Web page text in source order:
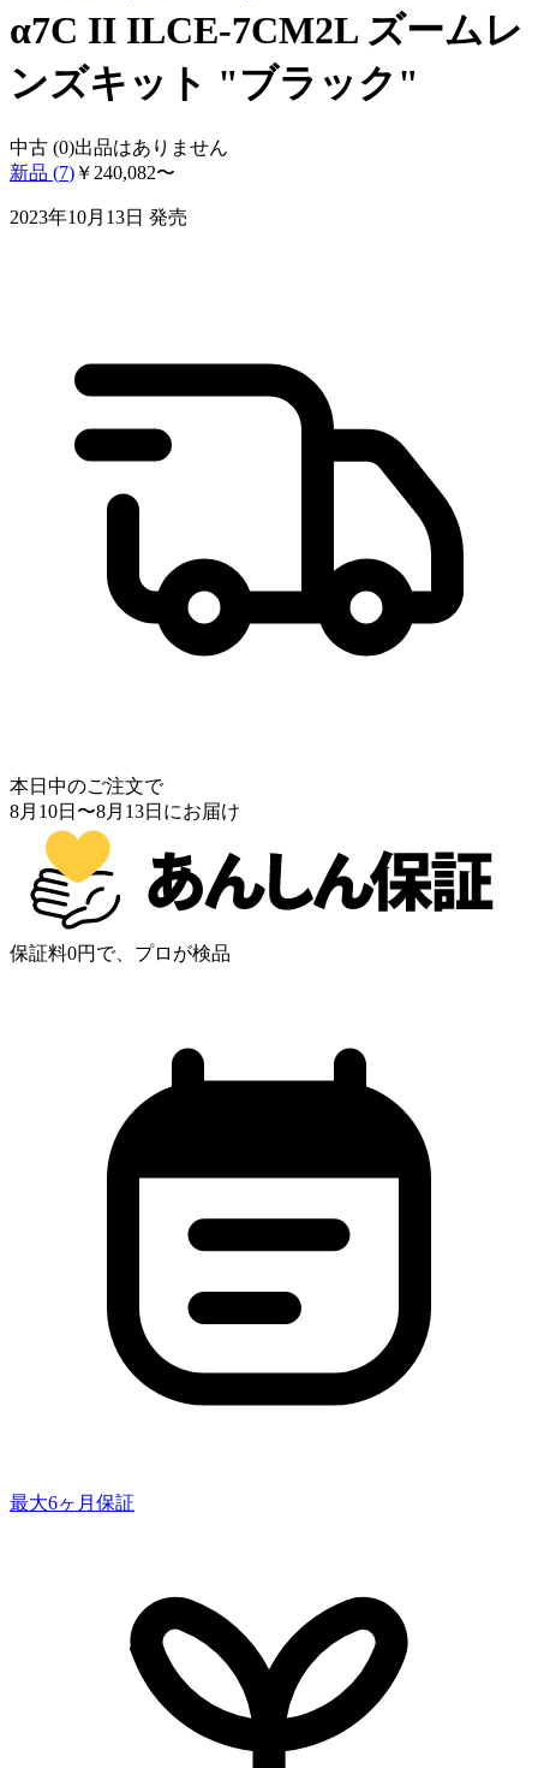
α7C II ILCE-7CM2L ズームレ
ンズキット "ブラック"
中古 (0)出品はありません
新品 (7) ￥ 240,082〜
2023年10月13日 発売
本日中のご注文で
8月10日 〜8月13日 にお届け
保証料0円で、プロが検品
最大6ヶ月保証